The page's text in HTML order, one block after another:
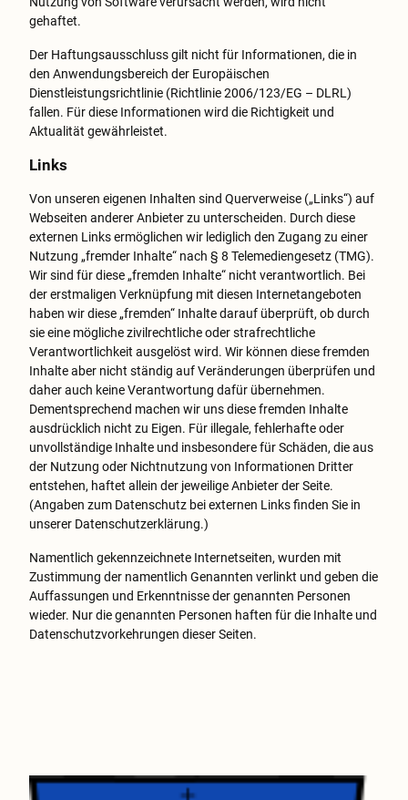
gehaftet.
Der Haftungsausschluss gilt nicht für Informationen, die in
den Anwendungsbereich der Europäischen
Dienstleistungsrichtlinie (Richtlinie 2006/123/EG – DLRL)
fallen. Für diese Informationen wird die Richtigkeit und
Aktualität gewährleistet.
Links
Von unseren eigenen Inhalten sind Querverweise („Links“) auf
Webseiten anderer Anbieter zu unterscheiden. Durch diese
externen Links ermöglichen wir lediglich den Zugang zu einer
Nutzung „fremder Inhalte“ nach § 8 Telemediengesetz (TMG).
Wir sind für diese „fremden Inhalte“ nicht verantwortlich. Bei
der erstmaligen Verknüpfung mit diesen Internetangeboten
haben wir diese „fremden“ Inhalte darauf überprüft, ob durch
sie eine mögliche zivilrechtliche oder strafrechtliche
Verantwortlichkeit ausgelöst wird. Wir können diese fremden
Inhalte aber nicht ständig auf Veränderungen überprüfen und
daher auch keine Verantwortung dafür übernehmen.
Dementsprechend machen wir uns diese fremden Inhalte
ausdrücklich nicht zu Eigen. Für illegale, fehlerhafte oder
unvollständige Inhalte und insbesondere für Schäden, die aus
der Nutzung oder Nichtnutzung von Informationen Dritter
entstehen, haftet allein der jeweilige Anbieter der Seite.
(Angaben zum Datenschutz bei externen Links finden Sie in
unserer Datenschutzerklärung.)
Namentlich gekennzeichnete Internetseiten, wurden mit
Zustimmung der namentlich Genannten verlinkt und geben die
Auffassungen und Erkenntnisse der genannten Personen
wieder. Nur die genannten Personen haften für die Inhalte und
Datenschutzvorkehrungen dieser Seiten.